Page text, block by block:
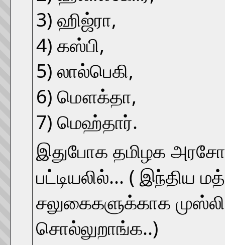
3) ஹிஜ்ரா,
4) கஸ்பி,
5) லால்பெகி,
6) மௌக்தா,
7) மெஹ்தார்.
இதுபோக தமிழக அரசோட
பட்டியலில்... ( இந்திய
சலுகைகளுக்காக
சொல்லுறாங்க..)